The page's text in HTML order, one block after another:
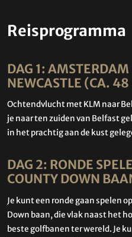
Reisprogramma
DAG 1:
NEWCASTLE (CA.
Ochtendvlucht met KLM naar
je naar ten zuiden van Belfast
in het prachtig aan de kust
DAG 2: RONDE
COUNTY DOWN
Je kunt een ronde gaan spelen
Down baan, die vlak naast het
beste golfbanen ter wereld. Je